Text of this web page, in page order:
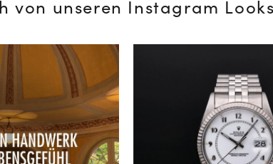
von unseren Instagram